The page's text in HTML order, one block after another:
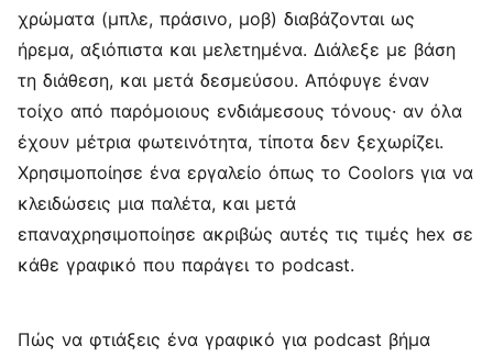
χρώματα (μπλε, πράσινο, μοβ) διαβάζονται ως
ήρεμα, αξιόπιστα και μελετημένα. Διάλεξε με βάση
τη διάθεση, και μετά δεσμεύσου. Απόφυγε έναν
τοίχο από παρόμοιους ενδιάμεσους τόνους· αν όλα
έχουν μέτρια φωτεινότητα, τίποτα δεν ξεχωρίζει.
Χρησιμοποίησε ένα εργαλείο όπως το Coolors για να
κλειδώσεις μια παλέτα, και μετά
επαναχρησιμοποίησε ακριβώς αυτές τις τιμές hex σε
κάθε γραφικό που παράγει το podcast.
Πώς να φτιάξεις ένα γραφικό για podcast βήμα